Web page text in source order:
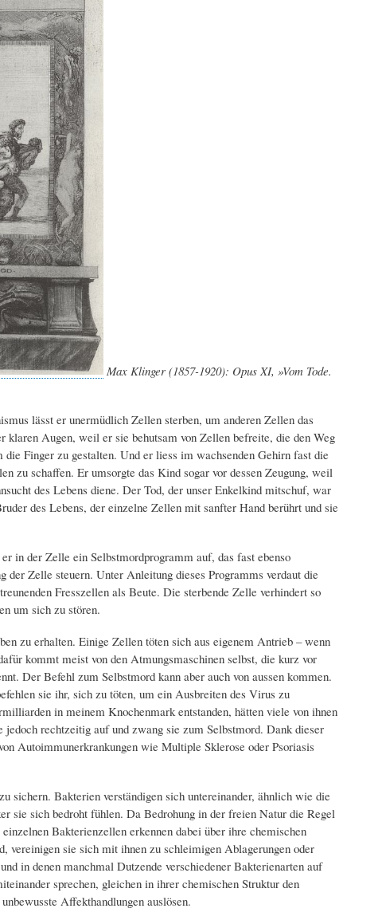
Max Klinger (1857-1920): Opus XI, »Vom Tode.
lässt er unermüdlich Zellen sterben, um anderen Zellen das
Augen, weil er sie behutsam von Zellen befreite, die den Weg
Finger zu gestalten. Und er liess im wachsenden Gehirn fast die
zu schaffen. Er umsorgte das Kind sogar vor dessen Zeugung, weil
des Lebens diene. Der Tod, der unser Enkelkind mitschuf, war
des Lebens, der einzelne Zellen mit sanfter Hand berührt und sie
in der Zelle ein Selbstmordprogramm auf, das fast ebenso
Zelle steuern. Unter Anleitung dieses Programms verdaut die
Fresszellen als Beute. Die sterbende Zelle verhindert so
um sich zu stören.
zu erhalten. Einige Zellen töten sich aus eigenem Antrieb – wenn
kommt meist von den Atmungsmaschinen selbst, die kurz vor
Der Befehl zum Selbstmord kann aber auch von aussen kommen.
sie ihr, sich zu töten, um ein Ausbreiten des Virus zu
in meinem Knochenmark entstanden, hätten viele von ihnen
rechtzeitig auf und zwang sie zum Selbstmord. Dank dieser
Autoimmunerkrankungen wie Multiple Sklerose oder Psoriasis
sichern. Bakterien verständigen sich untereinander, ähnlich wie die
sie sich bedroht fühlen. Da Bedrohung in der freien Natur die Regel
Bakterienzellen erkennen dabei über ihre chemischen
vereinigen sie sich mit ihnen zu schleimigen Ablagerungen oder
in denen manchmal Dutzende verschiedener Bakterienarten auf
sprechen, gleichen in ihrer chemischen Struktur den
Affekthandlungen auslösen.